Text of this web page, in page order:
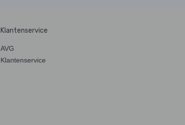
Klantenservice
AVG
Klantenservice